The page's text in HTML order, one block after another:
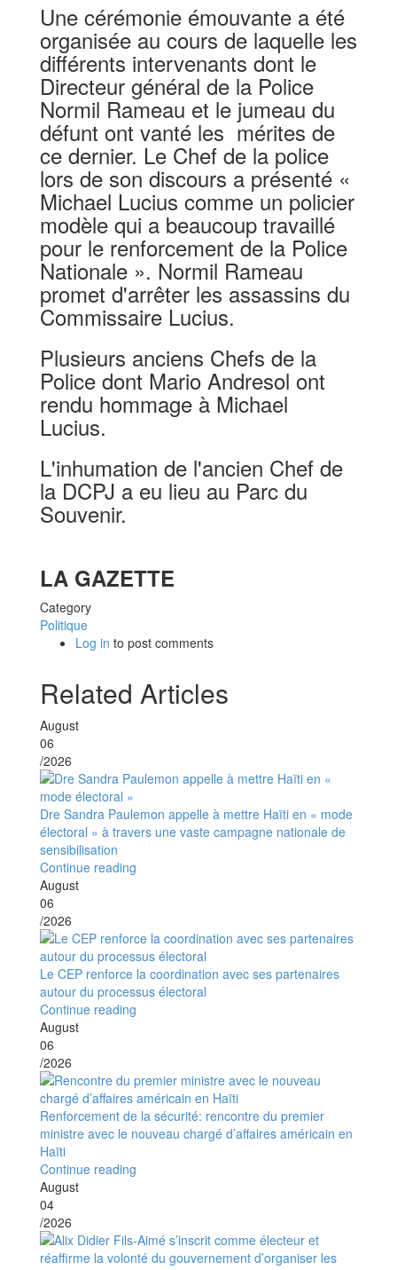
Une cérémonie émouvante a été
organisée au cours de laquelle les
différents intervenants dont le
Directeur général de la Police
Normil Rameau et le jumeau du
défunt ont vanté les mérites de
ce dernier. Le Chef de la police
lors de son discours a présenté «
Michael Lucius comme un policier
modèle qui a beaucoup travaillé
pour le renforcement de la Police
Nationale ». Normil Rameau
promet d'arrêter les assassins du
Commissaire Lucius.
Plusieurs anciens Chefs de la
Police dont Mario Andresol ont
rendu hommage à Michael
Lucius.
L'inhumation de l'ancien Chef de
la DCPJ a eu lieu au Parc du
Souvenir.
LA GAZETTE
Category
Politique
Log in to post comments
Related Articles
August
06
/2026
Dre Sandra Paulemon appelle à mettre Haïti en « mode
électoral » à travers une vaste campagne nationale de
sensibilisation
Continue reading
August
06
/2026
Le CEP renforce la coordination avec ses partenaires
autour du processus électoral
Continue reading
August
06
/2026
Renforcement de la sécurité: rencontre du premier
ministre avec le nouveau chargé d’affaires américain en
Haïti
Continue reading
August
04
/2026